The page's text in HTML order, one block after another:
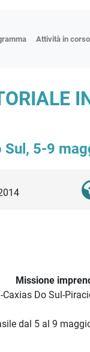
Attività in corso
Fiere
Workshop
Focus tematici
Progetto tender
Sul, 5-9
Missione
Do Sul-
dal 5 al 9